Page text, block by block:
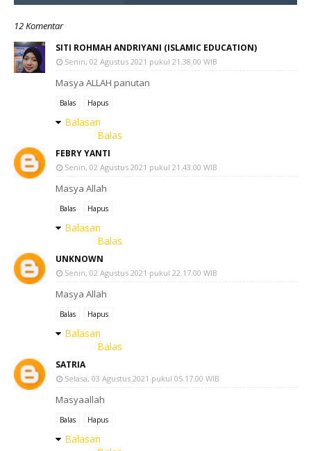
12 Komentar
SITI ROHMAH ANDRIYANI (ISLAMIC EDUCATION)
Senin, 02 Agustus 2021 pukul 21.38.00 WIB
Masya ALLAH panutan
Balas Hapus
Balasan
Balas
FEBRY YANTI
Senin, 02 Agustus 2021 pukul 21.43.00 WIB
Masya Allah
Balas Hapus
Balasan
Balas
UNKNOWN
Senin, 02 Agustus 2021 pukul 22.17.00 WIB
Masya Allah
Balas Hapus
Balasan
Balas
SATRIA
Selasa, 03 Agustus 2021 pukul 05.17.00 WIB
Masyaallah
Balas Hapus
Balasan